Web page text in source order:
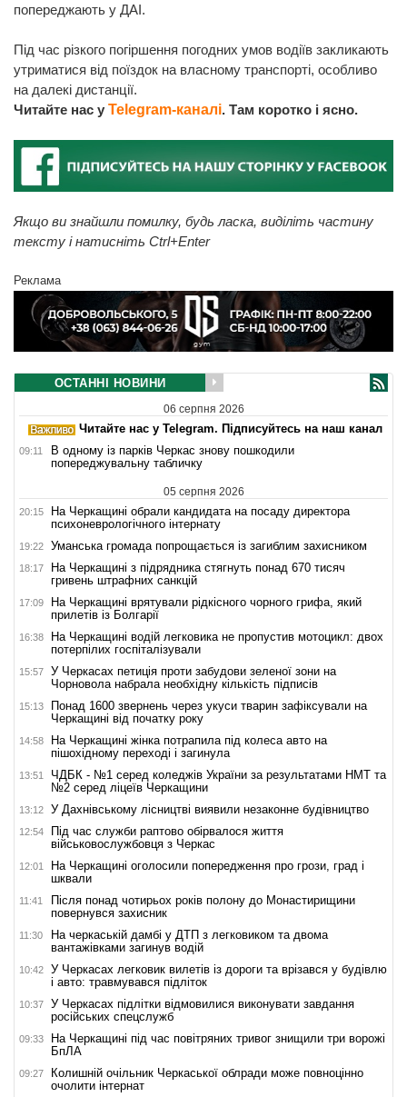
попереджають у ДАІ.
Під час різкого погіршення погодних умов водіїв закликають
утриматися від поїздок на власному транспорті, особливо
на далекі дистанції.
Читайте нас у Telegram-каналі. Там коротко і ясно.
Якщо ви знайшли помилку, будь ласка, виділіть частину
тексту і натисніть Ctrl+Enter
Реклама
ОСТАННІ НОВИНИ
06 серпня 2026
Читайте нас у Telegram. Підписуйтесь на наш канал
09:11
В одному із парків Черкас знову пошкодили
попереджувальну табличку
05 серпня 2026
20:15
На Черкащині обрали кандидата на посаду директора
психоневрологічного інтернату
19:22 Уманська громада попрощається із загиблим захисником
18:17
На Черкащині з підрядника стягнуть понад 670 тисяч
гривень штрафних санкцій
17:09
На Черкащині врятували рідкісного чорного грифа, який
прилетів із Болгарії
16:38
На Черкащині водій легковика не пропустив мотоцикл: двох
потерпілих госпіталізували
15:57
У Черкасах петиція проти забудови зеленої зони на
Чорновола набрала необхідну кількість підписів
15:13
Понад 1600 звернень через укуси тварин зафіксували на
Черкащині від початку року
14:58
На Черкащині жінка потрапила під колеса авто на
пішохідному переході і загинула
13:51
ЧДБК - №1 серед коледжів України за результатами НМТ та
№2 серед ліцеїв Черкащини
13:12 У Дахнівському лісництві виявили незаконне будівництво
12:54
Під час служби раптово обірвалося життя
військовослужбовця з Черкас
12:01
На Черкащині оголосили попередження про грози, град і
шквали
11:41
Після понад чотирьох років полону до Монастирищини
повернувся захисник
11:30
На черкаській дамбі у ДТП з легковиком та двома
вантажівками загинув водій
10:42
У Черкасах легковик вилетів із дороги та врізався у будівлю
і авто: травмувався підліток
10:37
У Черкасах підлітки відмовилися виконувати завдання
російських спецслужб
09:33
На Черкащині під час повітряних тривог знищили три ворожі
БпЛА
09:27
Колишній очільник Черкаської облради може повноцінно
очолити інтернат